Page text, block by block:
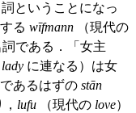
ということになっ
る wīfmann （現代の
である．「女主
lady に連なる）は女
あるはずの stān
lufu （現代の love）